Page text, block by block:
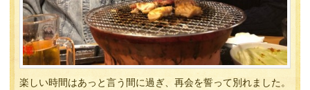
楽しい時間はあっと言う間に過ぎ、再会を誓って別れました。